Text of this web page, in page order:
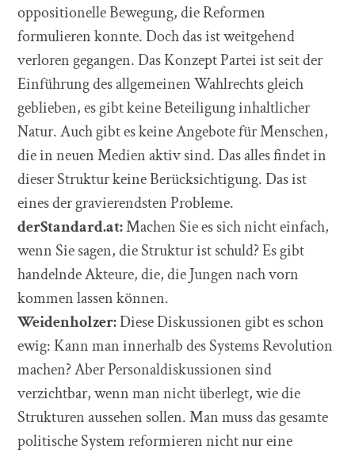
oppositionelle Bewegung, die Reformen
formulieren konnte. Doch das ist weitgehend
verloren gegangen. Das Konzept Partei ist seit der
Einführung des allgemeinen Wahlrechts gleich
geblieben, es gibt keine Beteiligung inhaltlicher
Natur. Auch gibt es keine Angebote für Menschen,
die in neuen Medien aktiv sind. Das alles findet in
dieser Struktur keine Berücksichtigung. Das ist
eines der gravierendsten Probleme.
derStandard.at:Machen Sie es sich nicht einfach,
wenn Sie sagen, die Struktur ist schuld? Es gibt
handelnde Akteure, die, die Jungen nach vorn
kommen lassen können.
Weidenholzer:Diese Diskussionen gibt es schon
ewig: Kann man innerhalb des Systems Revolution
machen? Aber Personaldiskussionen sind
verzichtbar, wenn man nicht überlegt, wie die
Strukturen aussehen sollen. Man muss das gesamte
politische System reformieren nicht nur eine